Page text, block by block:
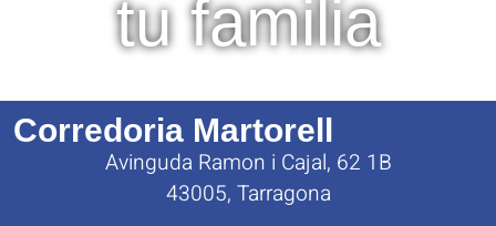
tu familia
Corredoria Martorell
Avinguda Ramon i Cajal, 62 1B
43005, Tarragona